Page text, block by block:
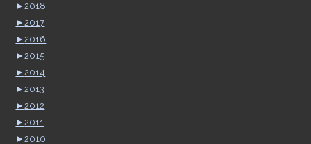
►2018
►2017
►2016
►2015
►2014
►2013
►2012
►2011
►2010